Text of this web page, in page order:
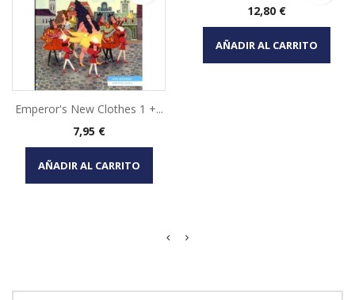
Emperor's New Clothes 1 +...
Precio
7,95 €
AÑADIR AL CARRITO
Precio
12,80 €
AÑADIR AL CARRITO